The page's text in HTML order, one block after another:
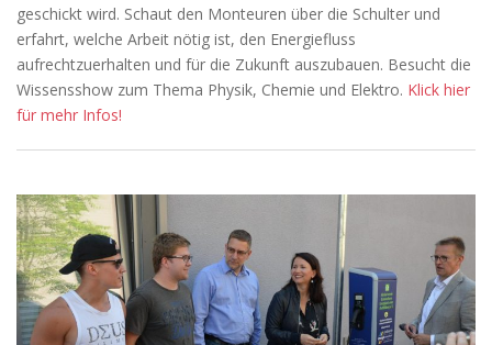
geschickt wird. Schaut den Monteuren über die Schulter und
erfahrt, welche Arbeit nötig ist, den Energiefluss
aufrechtzuerhalten und für die Zukunft auszubauen. Besucht die
Wissensshow zum Thema Physik, Chemie und Elektro. Klick hier
für mehr Infos!